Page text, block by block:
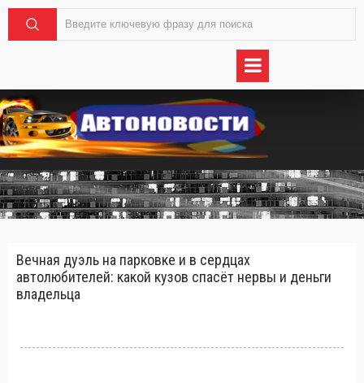
Вечная дуэль на парковке и в сердцах
автолюбителей: какой кузов спасёт нервы и деньги
владельца